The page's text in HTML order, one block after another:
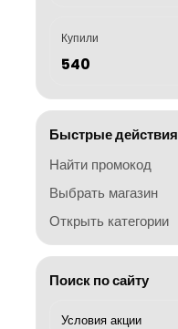
Купили
540
Быстрые действия
Найти промокод
Выбрать магазин
Открыть категории
Поиск по сайту